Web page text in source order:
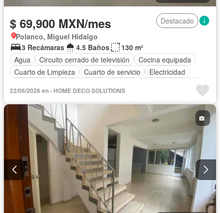
$ 69,900 MXN/mes
Destacado
Polanco, Miguel Hidalgo
3 Recámaras
4.5 Baños
130 m²
Agua
Circuito cerrado de televisión
Cocina equipada
Cuarto de Limpieza
Cuarto de servicio
Electricidad
Permite mascotas
Permite niños
Sin amueblar
22/06/2026 en - HOME DECO SOLUTIONS